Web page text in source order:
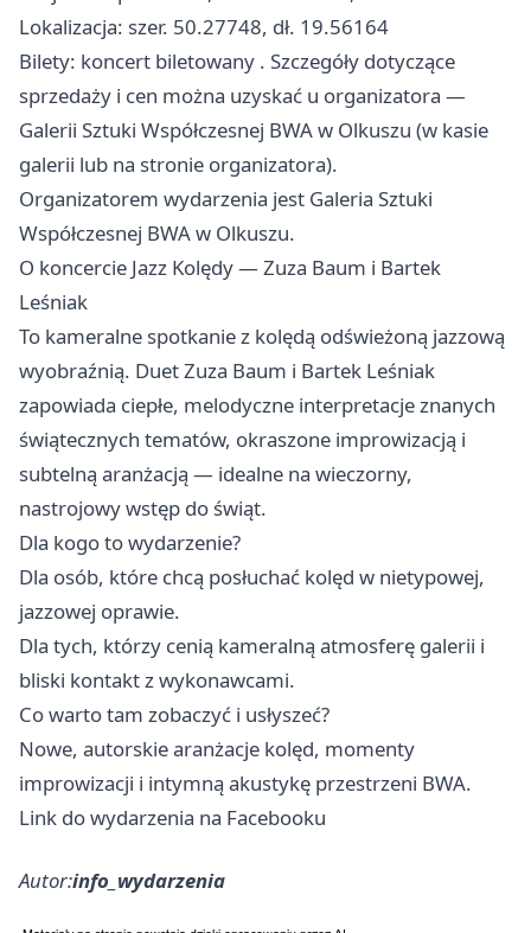
Lokalizacja: szer. 50.27748, dł. 19.56164
Bilety: koncert biletowany . Szczegóły dotyczące
sprzedaży i cen można uzyskać u organizatora —
Galerii Sztuki Współczesnej BWA w Olkuszu (w kasie
galerii lub na stronie organizatora).
Organizatorem wydarzenia jest Galeria Sztuki
Współczesnej BWA w Olkuszu.
O koncercie Jazz Kolędy — Zuza Baum i Bartek
Leśniak
To kameralne spotkanie z kolędą odświeżoną jazzową
wyobraźnią. Duet Zuza Baum i Bartek Leśniak
zapowiada ciepłe, melodyczne interpretacje znanych
świątecznych tematów, okraszone improwizacją i
subtelną aranżacją — idealne na wieczorny,
nastrojowy wstęp do świąt.
Dla kogo to wydarzenie?
Dla osób, które chcą posłuchać kolęd w nietypowej,
jazzowej oprawie.
Dla tych, którzy cenią kameralną atmosferę galerii i
bliski kontakt z wykonawcami.
Co warto tam zobaczyć i usłyszeć?
Nowe, autorskie aranżacje kolęd, momenty
improwizacji i intymną akustykę przestrzeni BWA.
Link do wydarzenia na Facebooku
Autor:info_wydarzenia